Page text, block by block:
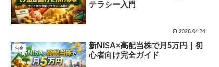
テラシー入門
2026.04.24
お金
新NISA×高配当株で月5万円｜初
心者向け完全ガイド